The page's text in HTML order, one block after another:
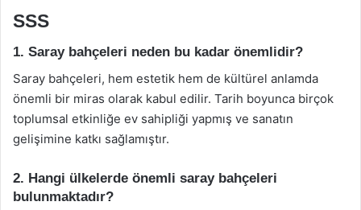
SSS
1. Saray bahçeleri neden bu kadar önemlidir?
Saray bahçeleri, hem estetik hem de kültürel anlamda
önemli bir miras olarak kabul edilir. Tarih boyunca birçok
toplumsal etkinliğe ev sahipliği yapmış ve sanatın
gelişimine katkı sağlamıştır.
2. Hangi ülkelerde önemli saray bahçeleri
bulunmaktadır?